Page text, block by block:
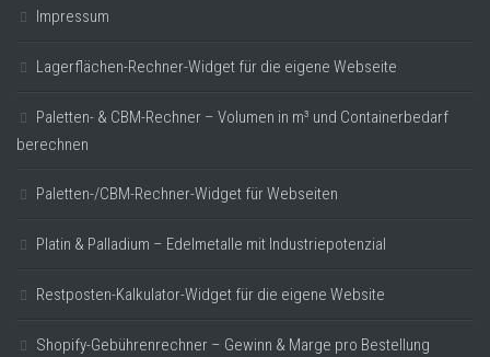
Impressum
Lagerflächen-Rechner-Widget für die eigene Webseite
Paletten- & CBM-Rechner – Volumen in m³ und Containerbedarf
berechnen
Paletten-/CBM-Rechner-Widget für Webseiten
Platin & Palladium – Edelmetalle mit Industriepotenzial
Restposten-Kalkulator-Widget für die eigene Website
Shopify-Gebührenrechner – Gewinn & Marge pro Bestellung